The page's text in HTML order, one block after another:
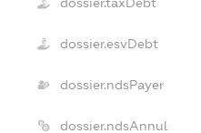
dossier.taxDebt
dossier.esvDebt
dossier.ndsPayer
dossier.ndsAnnul